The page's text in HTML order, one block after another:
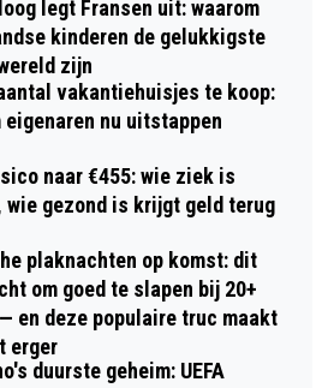
legt Fransen uit: waarom
kinderen de gelukkigste
zijn
vakantiehuisjes te koop:
eigenaren nu uitstappen
naar €455: wie ziek is
wie gezond is krijgt geld terug
plaknachten op komst: dit
om goed te slapen bij 20+
en deze populaire truc maakt
erger
duurste geheim: UEFA